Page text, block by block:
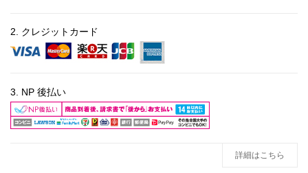
2. クレジットカード
3. NP 後払い
詳細はこちら